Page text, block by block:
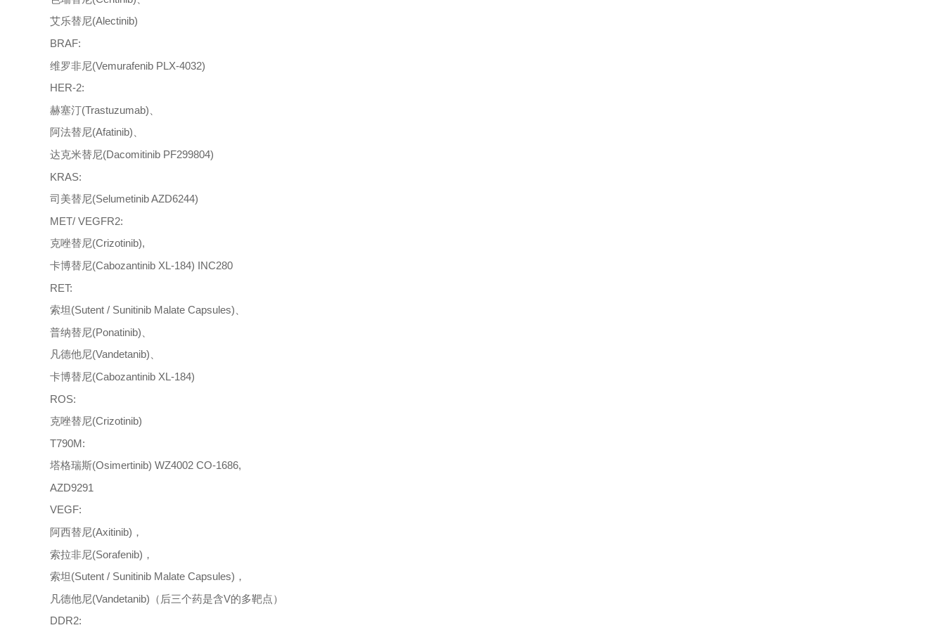
艾乐替尼(Alectinib)
BRAF:
维罗非尼(Vemurafenib PLX-4032)
HER-2:
赫塞汀(Trastuzumab)、
阿法替尼(Afatinib)、
达克米替尼(Dacomitinib PF299804)
KRAS:
司美替尼(Selumetinib AZD6244)
MET/ VEGFR2:
克唑替尼(Crizotinib),
卡博替尼(Cabozantinib XL-184) INC280
RET:
索坦(Sutent / Sunitinib Malate Capsules)、
普纳替尼(Ponatinib)、
凡德他尼(Vandetanib)、
卡博替尼(Cabozantinib XL-184)
ROS:
克唑替尼(Crizotinib)
T790M:
塔格瑞斯(Osimertinib) WZ4002 CO-1686,
AZD9291
VEGF:
阿西替尼(Axitinib)，
索拉非尼(Sorafenib)，
索坦(Sutent / Sunitinib Malate Capsules)，
凡德他尼(Vandetanib)（后三个药是含V的多靶点）
DDR2: